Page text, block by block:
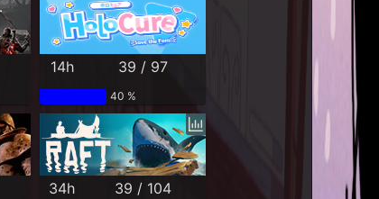
14h 39 / 97
40 %
34h 39 / 104